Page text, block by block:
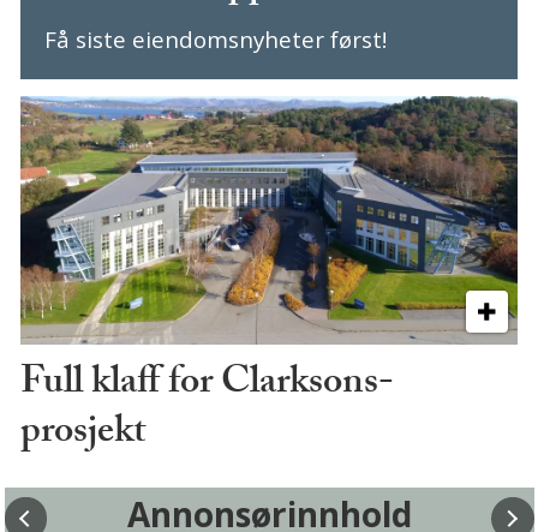
Få siste eiendomsnyheter først!
Full klaff for Clarksons-
prosjekt
Annonsørinnhold